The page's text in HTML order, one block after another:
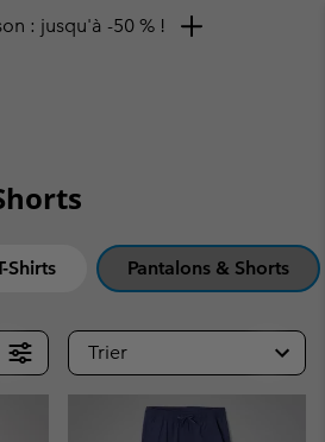
de 10 % à saisir
Shirts Pantalons & Shorts
Trier